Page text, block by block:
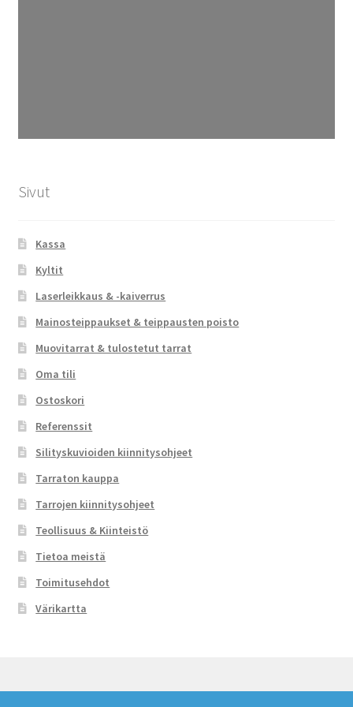
Sivut
Kassa
Kyltit
Laserleikkaus & -kaiverrus
Mainosteippaukset & teippausten poisto
Muovitarrat & tulostetut tarrat
Oma tili
Ostoskori
Referenssit
Silityskuvioiden kiinnitysohjeet
Tarraton kauppa
Tarrojen kiinnitysohjeet
Teollisuus & Kiinteistö
Tietoa meistä
Toimitusehdot
Värikartta